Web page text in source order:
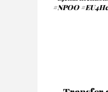
#NPOO